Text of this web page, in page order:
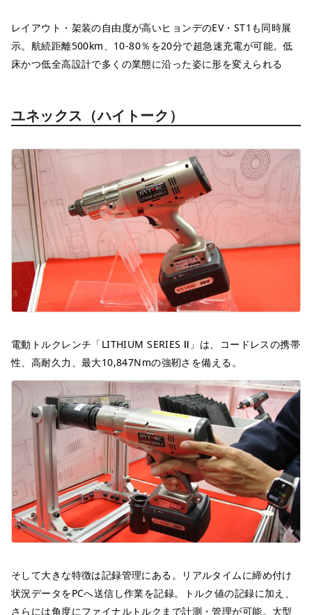
レイアウト・架装の自由度が高いヒョンデのEV・ST1も同時展
示。航続距離500km、10-80％を20分で超急速充電が可能。低
床かつ低全高設計で多くの業態に沿った姿に形を変えられる
ユネックス（ハイトーク）
電動トルクレンチ「LITHIUM SERIES Ⅱ」は、コードレスの携帯
性、高耐久力、最大10,847Nmの強靭さを備える。
そして大きな特徴は記録管理にある。リアルタイムに締め付け
状況データをPCへ送信し作業を記録。トルク値の記録に加え、
さらには角度にファイナルトルクまで計測・管理が可能。大型